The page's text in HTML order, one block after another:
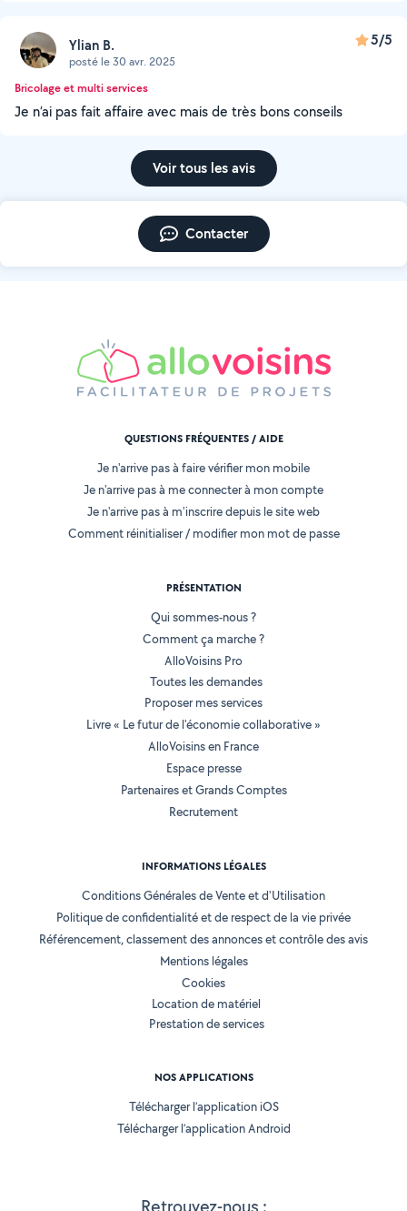
Ylian B.
posté le 30 avr. 2025
5/5
Bricolage et multi services
Je n’ai pas fait affaire avec mais de très bons conseils
Voir tous les avis
Contacter
QUESTIONS FRÉQUENTES / AIDE
Je n'arrive pas à faire vérifier mon mobile
Je n'arrive pas à me connecter à mon compte
Je n'arrive pas à m'inscrire depuis le site web
Comment réinitialiser / modifier mon mot de passe
PRÉSENTATION
Qui sommes-nous ?
Comment ça marche ?
AlloVoisins Pro
Toutes les demandes
Proposer mes services
Livre « Le futur de l'économie collaborative »
AlloVoisins en France
Espace presse
Partenaires et Grands Comptes
Recrutement
INFORMATIONS LÉGALES
Conditions Générales de Vente et d'Utilisation
Politique de confidentialité et de respect de la vie privée
Référencement, classement des annonces et contrôle des avis
Mentions légales
Cookies
Location de matériel
Prestation de services
NOS APPLICATIONS
Télécharger l’application iOS
Télécharger l’application Android